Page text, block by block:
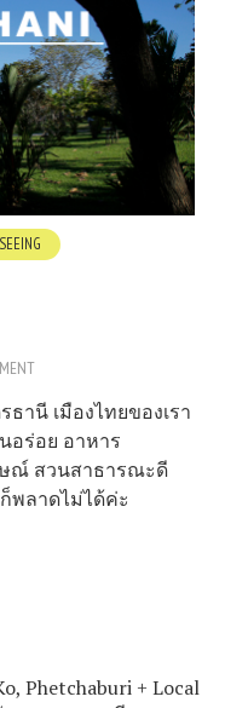
านี เมืองไทยของเรา
อร่อย อาหาร
ษณ์ สวนสาธารณะดี
พลาดไม่ได้ค่ะ
Phetchaburi + Local